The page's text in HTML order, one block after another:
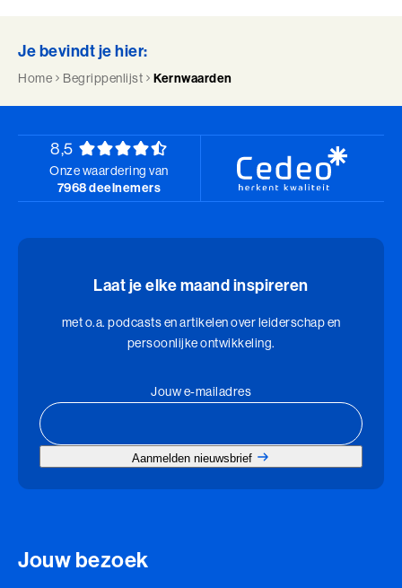
Je bevindt je hier:
Home Begrippenlijst Kernwaarden
8,5
Onze waardering van
7968 deelnemers
Laat je elke maand inspireren
met o.a. podcasts en artikelen over leiderschap en
persoonlijke ontwikkeling.
Jouw e-mailadres
Aanmelden nieuwsbrief
Jouw bezoek